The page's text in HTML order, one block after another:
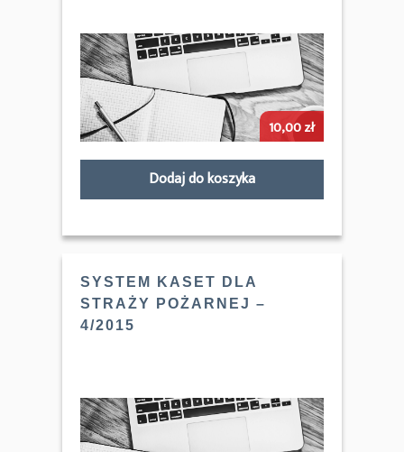
10,00zł
Dodaj do koszyka
SYSTEM KASET DLA
STRAŻY POŻARNEJ –
4/2015